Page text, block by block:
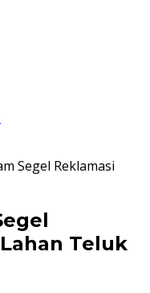
Segel Reklamasi
Teluk